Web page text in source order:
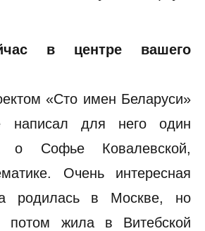
в центре вашего
«Сто имен Беларуси»
для него один
Софье Ковалевской,
Очень интересная
родилась в Москве, но
потом жила в Витебской